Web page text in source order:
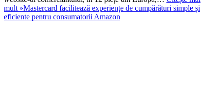
mult »Mastercard facilitează experiențe de cumpărături simple și
eficiente pentru consumatorii Amazon